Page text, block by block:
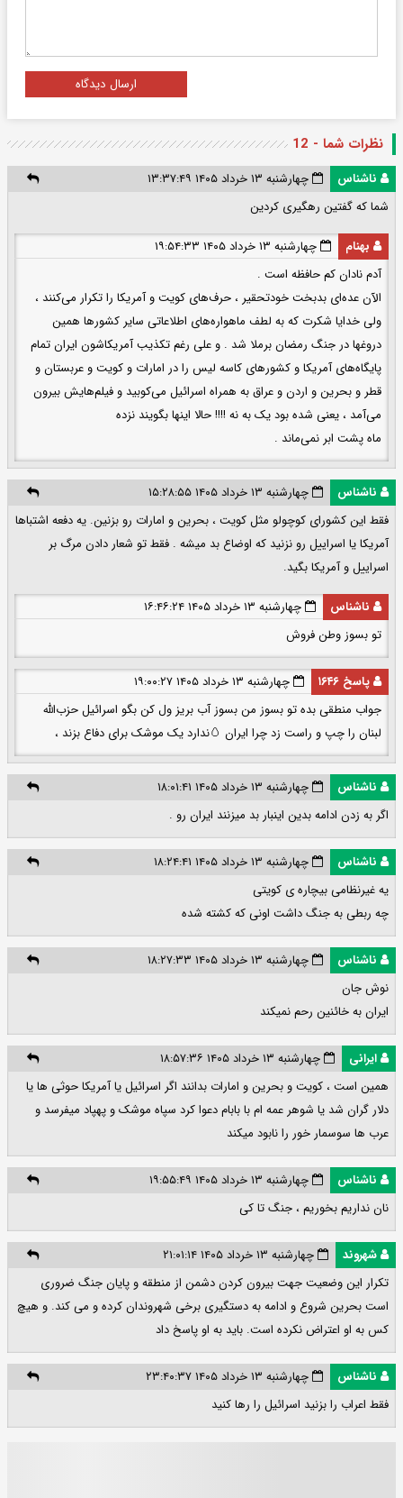
ارسال دیدگاه
نظرات شما - 12
ناشناس
چهارشنبه ۱۳ خرداد ۱۴۰۵ ۱۳:۳۷:۴۹
شما که گفتین رهگیری کردین
بهنام
چهارشنبه ۱۳ خرداد ۱۴۰۵ ۱۹:۵۴:۳۳
آدم نادان کم حافظه است .
الآن عده‌ای بدبخت خودتحقیر ، حرف‌های کویت و آمریکا را تکرار می‌کنند ،
ولی خدایا شکرت که به لطف ماهواره‌‌های اطلاعاتی سایر کشورها همین
دروغها در جنگ رمضان برملا شد . و علی رغم تکذیب آمریکاشون ایران تمام
پایگاه‌های آمریکا و کشورهای کاسه لیس را در امارات و کویت و عربستان و
قطر و بحرین و اردن و عراق به همراه اسرائیل می‌کوبید و فیلم‌هایش بیرون
می‌آمد ، یعنی شده بود یک به نه !!!! حالا اینها بگویند نزده
ماه پشت ابر نمی‌ماند .
ناشناس
چهارشنبه ۱۳ خرداد ۱۴۰۵ ۱۵:۲۸:۵۵
فقط این کشورای کوچولو مثل کویت ، بحرین و امارات رو بزنین. یه دفعه اشتباها
آمریکا یا اسراییل رو نزنید که اوضاع بد میشه . فقط تو شعار دادن مرگ بر
اسراییل و آمریکا بگید.
ناشناس
چهارشنبه ۱۳ خرداد ۱۴۰۵ ۱۶:۴۶:۲۴
تو بسوز وطن فروش
پاسخ ۱۶۴۶
چهارشنبه ۱۳ خرداد ۱۴۰۵ ۱۹:۰۰:۲۷
جواب منطقی بده تو بسوز من بسوز آب بریز ول کن بگو اسرائیل حزب‌الله
لبنان را چپ و راست زد چرا ایران 🥚ندارد یک موشک برای دفاع بزند ،
ناشناس
چهارشنبه ۱۳ خرداد ۱۴۰۵ ۱۸:۰۱:۴۱
اگر به زدن ادامه بدین اینبار بد میزنند ایران رو .
ناشناس
چهارشنبه ۱۳ خرداد ۱۴۰۵ ۱۸:۲۴:۴۱
یه غیرنظامی بیچاره ی کویتی
چه ربطی به جنگ داشت اونی که کشته شده
ناشناس
چهارشنبه ۱۳ خرداد ۱۴۰۵ ۱۸:۲۷:۳۳
نوش جان
ایران به خائنین رحم نمیکند
ایرانی
چهارشنبه ۱۳ خرداد ۱۴۰۵ ۱۸:۵۷:۳۶
همین است ، کویت و بحرین و امارات بدانند اگر اسرائیل یا آمریکا حوثی ها یا
دلار گران شد یا شوهر عمه ام با بابام دعوا کرد سپاه موشک و پهپاد میفرسد و
عرب ها سوسمار خور را نابود میکند
ناشناس
چهارشنبه ۱۳ خرداد ۱۴۰۵ ۱۹:۵۵:۴۹
نان نداریم بخوریم ، جنگ تا کی
شهروند
چهارشنبه ۱۳ خرداد ۱۴۰۵ ۲۱:۰۱:۱۴
تکرار این وضعیت جهت بیرون کردن دشمن از منطقه و پایان جنگ ضروری
است بحرین شروع و ادامه به دستگیری برخی شهروندان کرده و می کند. و هیچ
کس به او اعتراض نکرده است. باید به او پاسخ داد
ناشناس
چهارشنبه ۱۳ خرداد ۱۴۰۵ ۲۳:۴۰:۳۷
فقط اعراب را بزنید اسرائیل را رها کنید